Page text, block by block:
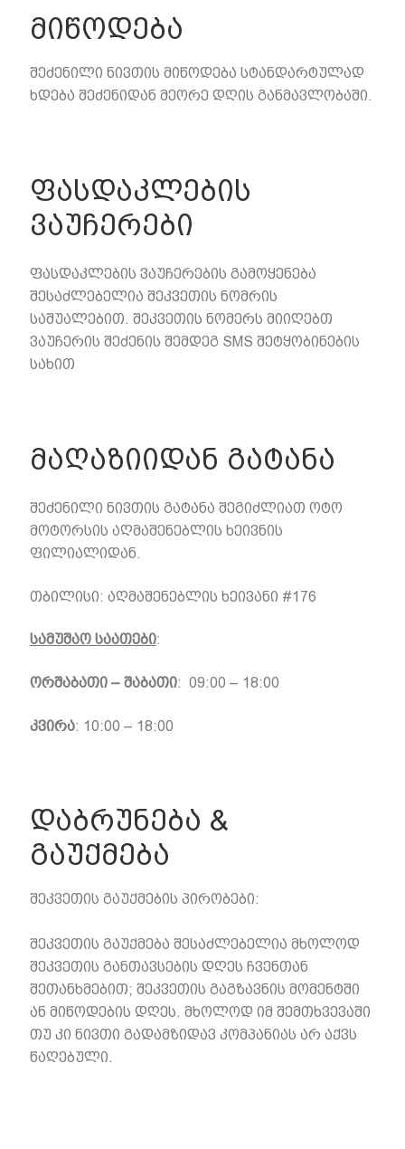
მიწოდება
შეძენილი ნივთის მიწოდება სტანდარტულად
ხდება შეძენიდან მეორე დღის განმავლობაში.
ფასდაკლების
ვაუჩერები
ფასდაკლების ვაუჩერების გამოყენება
შესაძლებელია შეკვეთის ნომრის
საშუალებით. შეკვეთის ნომერს მიიღებთ
ვაუჩერის შეძენის შემდეგ SMS შეტყობინების
სახით
მაღაზიიდან გატანა
შეძენილი ნივთის გატანა შეგიძლიათ ოტო
მოტორსის აღმაშენებლის ხეივნის
ფილიალიდან.
თბილისი: აღმაშენებლის ხეივანი #176
სამუშაო საათები:
ორშაბათი – შაბათი: 09:00 – 18:00
კვირა: 10:00 – 18:00
დაბრუნება &
გაუქმება
შეკვეთის გაუქმების პირობები:
შეკვეთის გაუქმება შესაძლებელია მხოლოდ
შეკვეთის განთავსების დღეს ჩვენთან
შეთანხმებით; შეკვეთის გაგზავნის მომენტში
ან მიწოდების დღეს. მხოლოდ იმ შემთხვევაში
თუ კი ნივთი გადამზიდავ კომპანიას არ აქვს
წაღებული.